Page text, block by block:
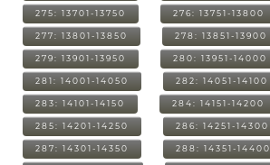
275: 13701-13750 276: 13751-13800
277: 13801-13850 278: 13851-13900
279: 13901-13950 280: 13951-14000
281: 14001-14050 282: 14051-14100
283: 14101-14150 284: 14151-14200
285: 14201-14250 286: 14251-14300
287: 14301-14350 288: 14351-14400